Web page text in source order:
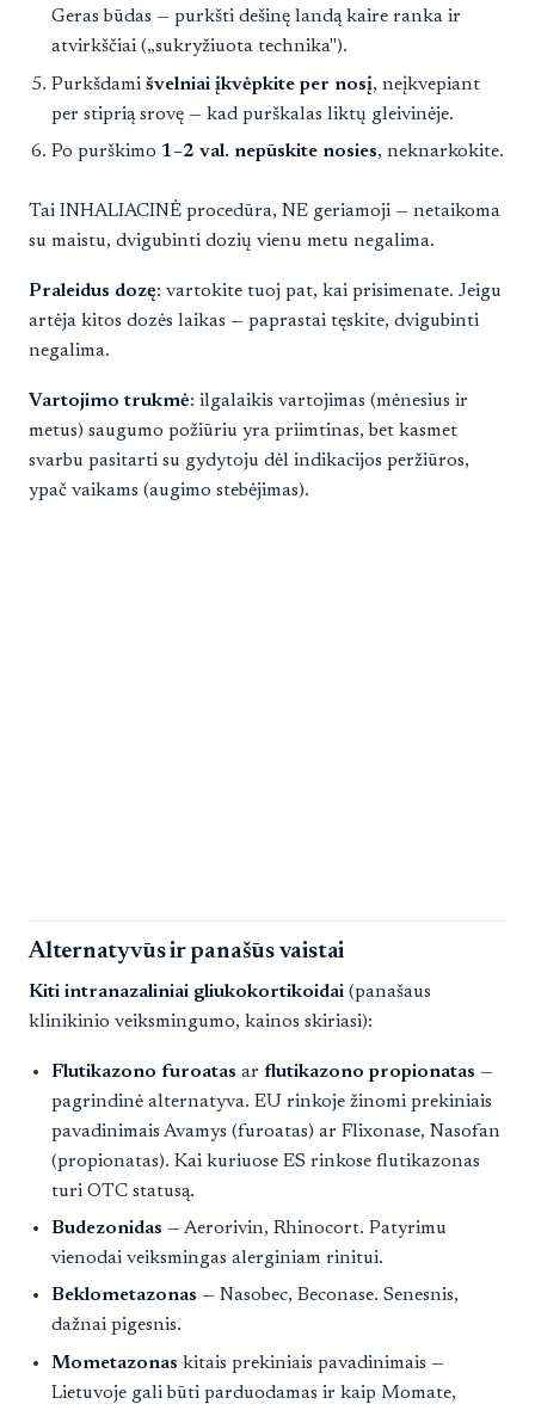
Geras būdas — purkšti dešinę landą kaire ranka ir
atvirkščiai („sukryžiuota technika").
Purkšdamišvelniai įkvėpkite per nosį, neįkvepiant
per stiprią srovę — kad purškalas liktų gleivinėje.
Po purškimo 1–2 val. nepūskite nosies, neknarkokite.
Tai INHALIACINĖ procedūra, NE geriamoji — netaikoma
su maistu, dvigubinti dozių vienu metu negalima.
Praleidus dozę: vartokite tuoj pat, kai prisimenate. Jeigu
artėja kitos dozės laikas — paprastai tęskite, dvigubinti
negalima.
Vartojimo trukmė: ilgalaikis vartojimas (mėnesius ir
metus) saugumo požiūriu yra priimtinas, bet kasmet
svarbu pasitarti su gydytoju dėl indikacijos peržiūros,
ypač vaikams (augimo stebėjimas).
Alternatyvūs ir panašūs vaistai
Kiti intranazaliniai gliukokortikoidai (panašaus
klinikinio veiksmingumo, kainos skiriasi):
Flutikazono furoatas arflutikazono propionatas —
pagrindinė alternatyva. EU rinkoje žinomi prekiniais
pavadinimais Avamys (furoatas) ar Flixonase, Nasofan
(propionatas). Kai kuriuose ES rinkose flutikazonas
turi OTC statusą.
Budezonidas — Aerorivin, Rhinocort. Patyrimu
vienodai veiksmingas alerginiam rinitui.
Beklometazonas — Nasobec, Beconase. Senesnis,
dažnai pigesnis.
Mometazonas kitais prekiniais pavadinimais —
Lietuvoje gali būti parduodamas ir kaip Momate,